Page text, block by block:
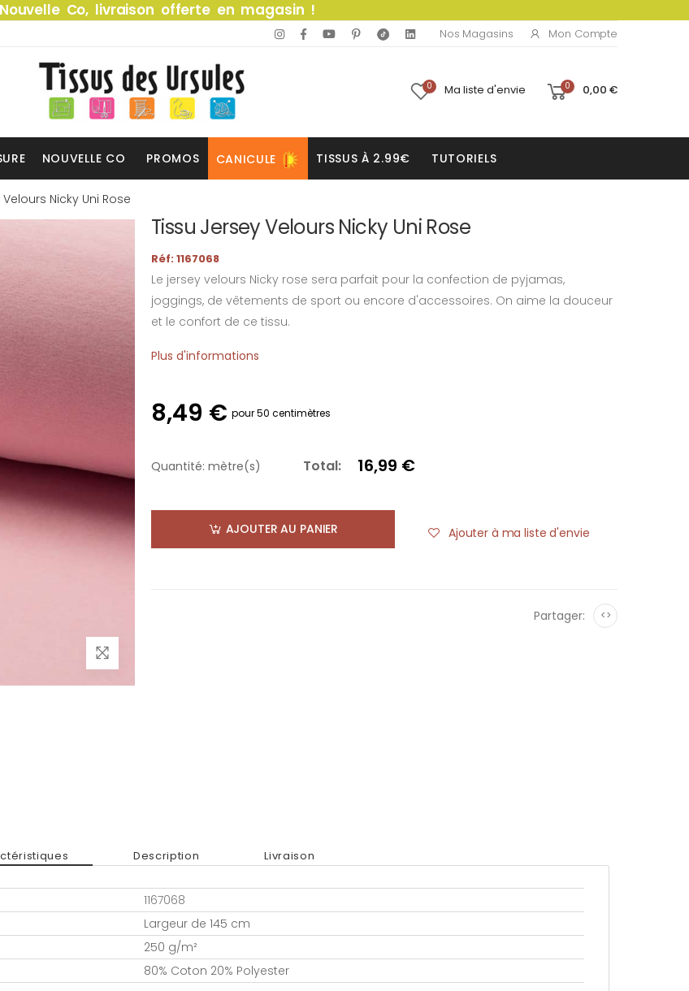
Nouvelle Co, livraison offerte en magasin !
Nos Magasins Mon Compte
0 Ma liste d'envie 0 0,00 €
NOUVELLE CO PROMOS CANICULE TISSUS À 2.99€ TUTORIELS
Nicky Uni Rose
Tissu Jersey Velours Nicky Uni Rose
Réf: 1167068
Le jersey velours Nicky rose sera parfait pour la confection de pyjamas,
joggings, de vêtements de sport ou encore d'accessoires. On aime la douceur
et le confort de ce tissu.
Plus d'informations
8,49 € pour 50 centimètres
Quantité: mètre(s) Total: 16,99 €
AJOUTER AU PANIER Ajouter à ma liste d'envie
Partager: <>
Description Livraison
1167068
Largeur de 145 cm
250 g/m²
80% Coton 20% Polyester